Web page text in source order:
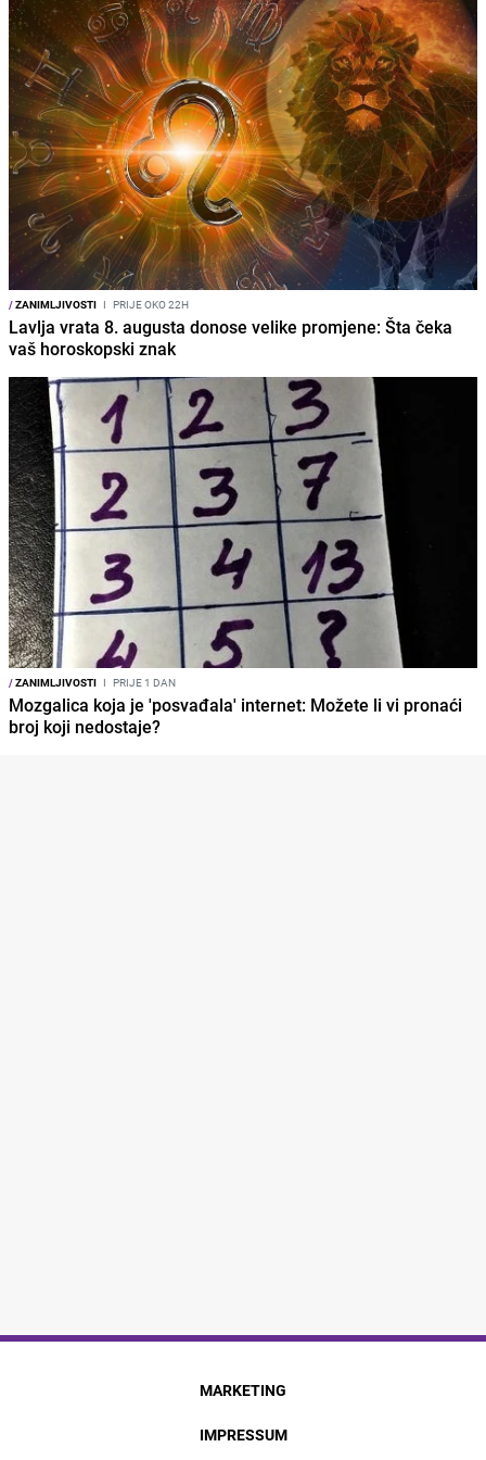
/ZANIMLJIVOSTI I PRIJE OKO 22H
Lavlja vrata 8. augusta donose velike promjene: Šta čeka
vaš horoskopski znak
/ZANIMLJIVOSTI I PRIJE 1 DAN
Mozgalica koja je 'posvađala' internet: Možete li vi pronaći
broj koji nedostaje?
MARKETING
IMPRESSUM